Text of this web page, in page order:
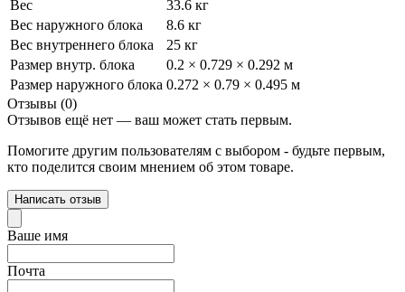
Вес
33.6 кг
Вес наружного блока
8.6 кг
Вес внутреннего блока
25 кг
Размер внутр. блока
0.2 × 0.729 × 0.292 м
Размер наружного блока 0.272 × 0.79 × 0.495 м
Отзывы (0)
Отзывов ещё нет — ваш может стать первым.
Помогите другим пользователям с выбором - будьте первым,
кто поделится своим мнением об этом товаре.
Написать отзыв
Ваше имя
Почта